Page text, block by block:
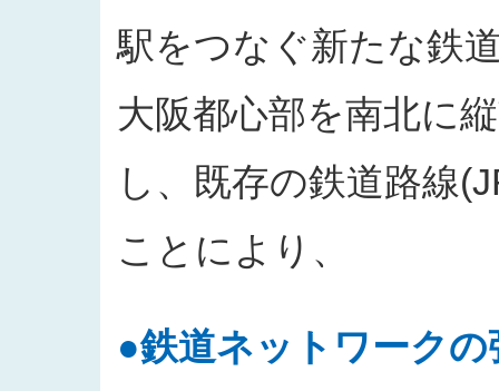
駅をつなぐ新たな鉄
大阪都心部を南北に
し、既存の鉄道路線
ことにより、
●鉄道ネットワークの